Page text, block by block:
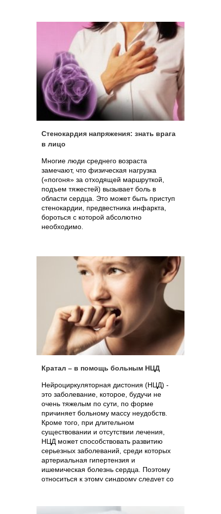
Стенокардия напряжения: знать врага
в лицо
Многие люди среднего возраста
замечают, что физическая нагрузка
(«погоня» за отходящей маршруткой,
подъем тяжестей) вызывает боль в
области сердца. Это может быть приступ
стенокардии, предвестника инфаркта,
бороться с которой абсолютно
необходимо.
Кратал – в помощь больным НЦД
Нейроциркуляторная дистония (НЦД) -
это заболевание, которое, будучи не
очень тяжелым по сути, по форме
причиняет больному массу неудобств.
Кроме того, при длительном
существовании и отсутствии лечения,
НЦД может способствовать развитию
серьезных заболеваний, среди которых
артериальная гипертензия и
ишемическая болезнь сердца. Поэтому
относиться к этому синдрому следует со